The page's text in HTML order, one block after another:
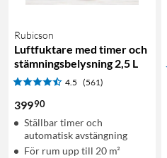
Rubicson
Luftfuktare med timer och
stämningsbelysning 2,5 L
4.5 (561)
39990
Ställbar timer och
automatisk avstängning
För rum upp till 20 m²